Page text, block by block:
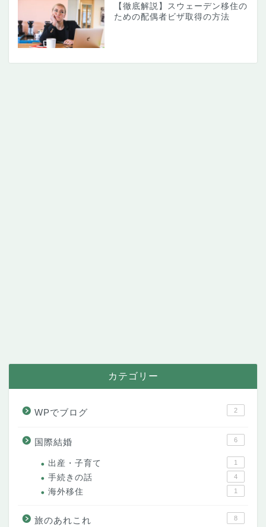
【徹底解説】スウェーデン移住の
ための配偶者ビザ取得の方法
カテゴリー
WPでブログ 2
国際結婚 6
出産・子育て 1
手続きの話 4
海外移住 1
旅のあれこれ 8